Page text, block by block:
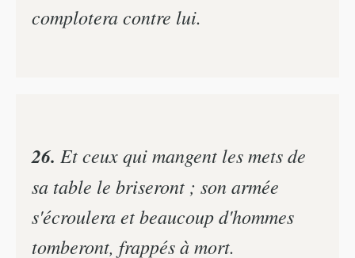
complotera contre lui.
26. Et ceux qui mangent les mets de
sa table le briseront ; son armée
s'écroulera et beaucoup d'hommes
tomberont, frappés à mort.